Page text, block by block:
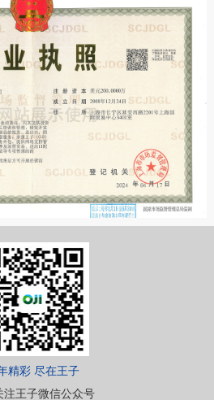
精彩 尽在王子
注王子微信公众号